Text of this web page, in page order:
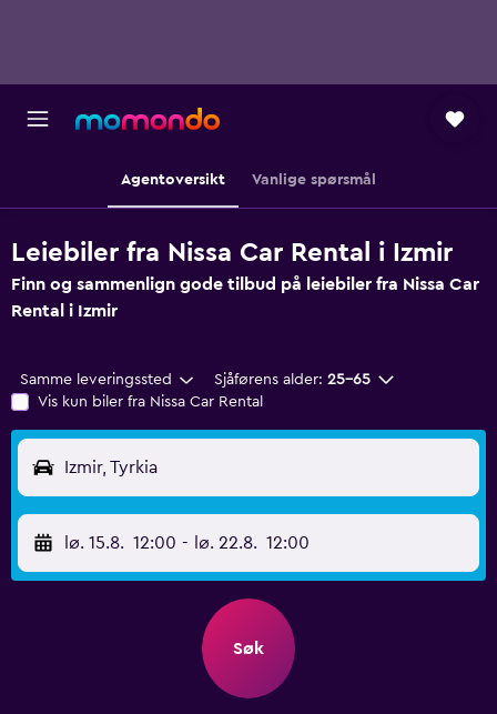
Agentoversikt Vanlige spørsmål
Leiebiler fra Nissa Car Rental i Izmir
Finn og sammenlign gode tilbud på leiebiler fra Nissa Car
Rental i Izmir
Samme leveringssted Sjåførens alder: 25–65
Vis kun biler fra Nissa Car Rental
Izmir, Tyrkia
lø. 15.8. 12:00 - lø. 22.8. 12:00
Søk